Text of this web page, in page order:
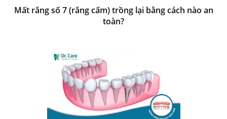
Mất răng số 7 (răng cấm) trồng lại bằng cách nào an
toàn?